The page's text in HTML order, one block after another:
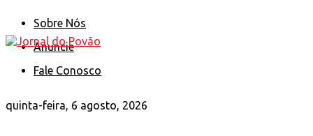
Sobre Nós
Anuncie
Fale Conosco
quinta-feira, 6 agosto, 2026